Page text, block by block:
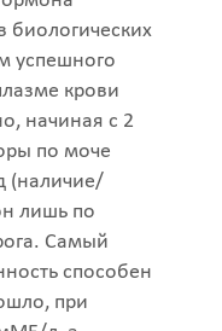
биологических
успешного
крови
начиная с 2
по моче
(наличие/
лишь по
Самый
способен
при